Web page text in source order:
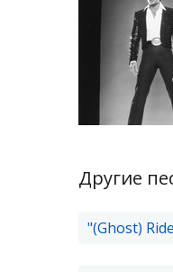
Другие
"(Ghost)